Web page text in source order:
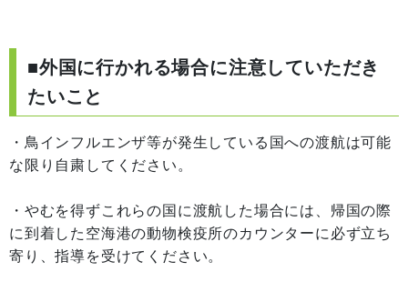
■外国に行かれる場合に注意していただき
たいこと
・鳥インフルエンザ等が発生している国への渡航は可能
な限り自粛してください。
・やむを得ずこれらの国に渡航した場合には、帰国の際
に到着した空海港の動物検疫所のカウンターに必ず立ち
寄り、指導を受けてください。